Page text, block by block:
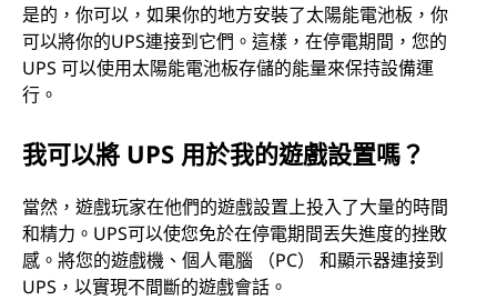
是的，你可以，如果你的地方安裝了太陽能電池板，你
可以將你的UPS連接到它們。這樣，在停電期間，您的
UPS 可以使用太陽能電池板存儲的能量來保持設備運
行。
我可以將 UPS 用於我的遊戲設置嗎？
當然，遊戲玩家在他們的遊戲設置上投入了大量的時間
和精力。UPS可以使您免於在停電期間丟失進度的挫敗
感。將您的遊戲機、個人電腦 （PC） 和顯示器連接到
UPS，以實現不間斷的遊戲會話。